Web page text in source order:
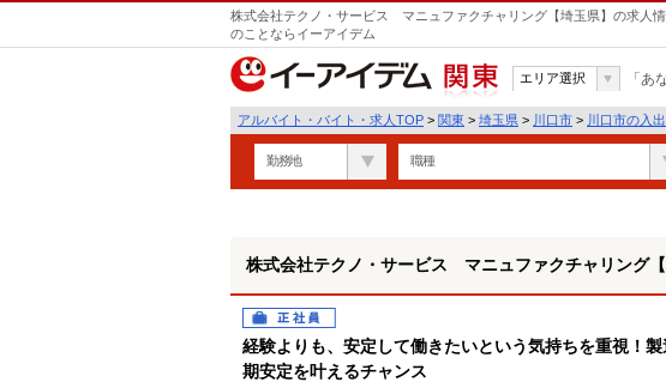
株式会社テクノ・サービス マニュファクチャリング【埼玉県】の求人
のことならイーアイデム
関東
エリア選択 「あ
アルバイト・バイト・求人TOP > 関東 > 埼玉県 > 川口市 > 川口市の入
勤務地 職種
株式会社テクノ・サービス マニュファクチャリング【
正社員
経験よりも、安定して働きたいという気持ちを重視！
期安定を叶えるチャンス